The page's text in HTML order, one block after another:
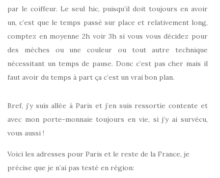
par le coiffeur. Le seul hic, puisqu’il doit toujours en avoir
un, c’est que le temps passé sur place et relativement long,
comptez en moyenne 2h voir 3h si vous vous décidez pour
des mèches ou une couleur ou tout autre technique
nécessitant un temps de pause. Donc c’est pas cher mais il
faut avoir du temps à part ça c’est un vrai bon plan.
Bref, j’y suis allée à Paris et j’en suis ressortie contente et
avec mon porte-monnaie toujours en vie, si j’y ai survécu,
vous aussi !
Voici les adresses pour Paris et le reste de la France, je
précise que je n’ai pas testé en région: